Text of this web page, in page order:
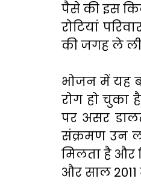
पैसे की इस
रोटियां
की जगह ले ली
भोजन में यह
रोग हो चुका
पर असर
संक्रमण उन
मिलता है और
और साल